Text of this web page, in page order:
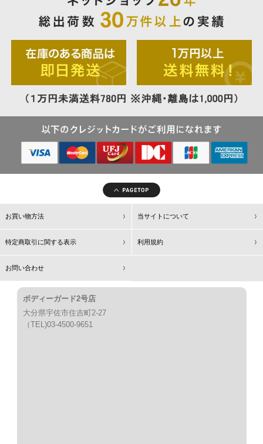
お買い物方法 当サイトについて
特定商取引に関する表示 利用規約
お問い合わせ
ボディーガード2号店
大分県宇佐市住吉町2-27
（TEL)03-4500-9651